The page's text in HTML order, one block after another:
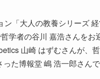
「大人の教養シリーズ
学者の谷川 嘉浩さんを
山崎 はずむさんが、
た博報堂 嶋 浩一郎さん